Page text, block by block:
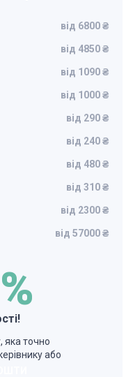
від 6800 ₴
від 4850 ₴
від 1090 ₴
від 1000 ₴
від 290 ₴
від 240 ₴
від 480 ₴
від 310 ₴
від 2300 ₴
від 57000 ₴
яка точно
або